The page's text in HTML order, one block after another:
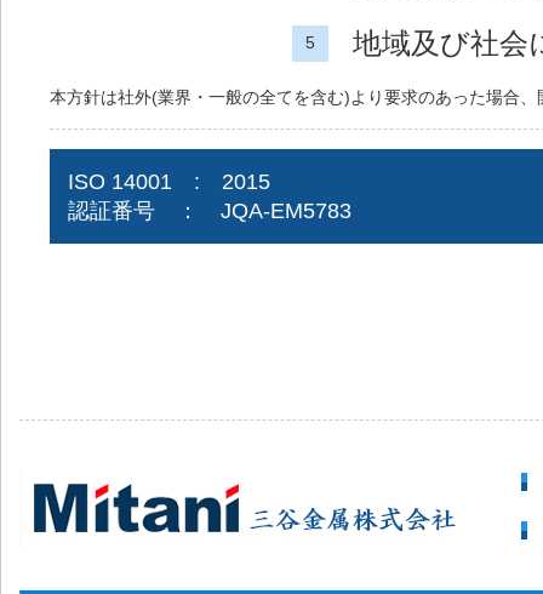
5 地域及び社会
本方針は社外(業界・一般の全てを含む)より要求のあった場合、
ISO 14001 : 2015
認証番号 ： JQA-EM5783